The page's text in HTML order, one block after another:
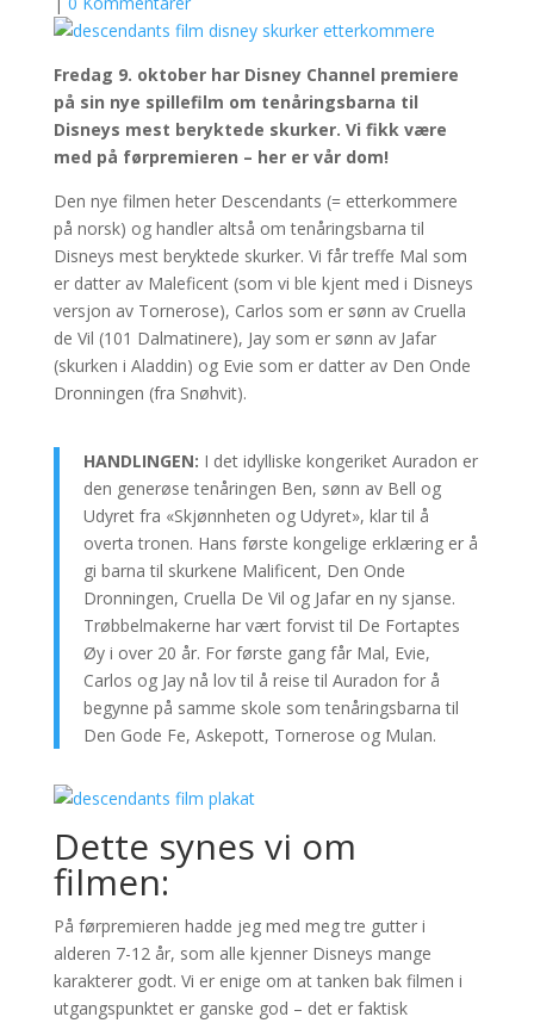
Fredag 9. oktober har Disney Channel premiere
på sin nye spillefilm om tenåringsbarna til
Disneys mest beryktede skurker. Vi fikk være
med på førpremieren – her er vår dom!
Den nye filmen heter Descendants (= etterkommere
på norsk) og handler altså om tenåringsbarna til
Disneys mest beryktede skurker. Vi får treffe Mal som
er datter av Maleficent (som vi ble kjent med i Disneys
versjon av Tornerose), Carlos som er sønn av Cruella
de Vil (101 Dalmatinere), Jay som er sønn av Jafar
(skurken i Aladdin) og Evie som er datter av Den Onde
Dronningen (fra Snøhvit).
HANDLINGEN: I det idylliske kongeriket Auradon er
den generøse tenåringen Ben, sønn av Bell og
Udyret fra «Skjønnheten og Udyret», klar til å
overta tronen. Hans første kongelige erklæring er å
gi barna til skurkene Malificent, Den Onde
Dronningen, Cruella De Vil og Jafar en ny sjanse.
Trøbbelmakerne har vært forvist til De Fortaptes
Øy i over 20 år. For første gang får Mal, Evie,
Carlos og Jay nå lov til å reise til Auradon for å
begynne på samme skole som tenåringsbarna til
Den Gode Fe, Askepott, Tornerose og Mulan.
Dette synes vi om
filmen:
På førpremieren hadde jeg med meg tre gutter i
alderen 7-12 år, som alle kjenner Disneys mange
karakterer godt. Vi er enige om at tanken bak filmen i
utgangspunktet er ganske god – det er faktisk